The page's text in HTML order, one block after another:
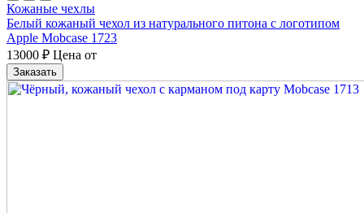
Кожаные чехлы
Белый кожаный чехол из натурального питона с логотипом
Apple Mobcase 1723
13000 ₽ Цена от
Заказать